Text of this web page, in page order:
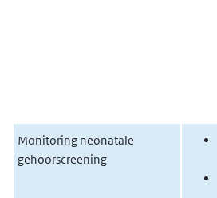
Monitoring neonatale
gehoorscreening